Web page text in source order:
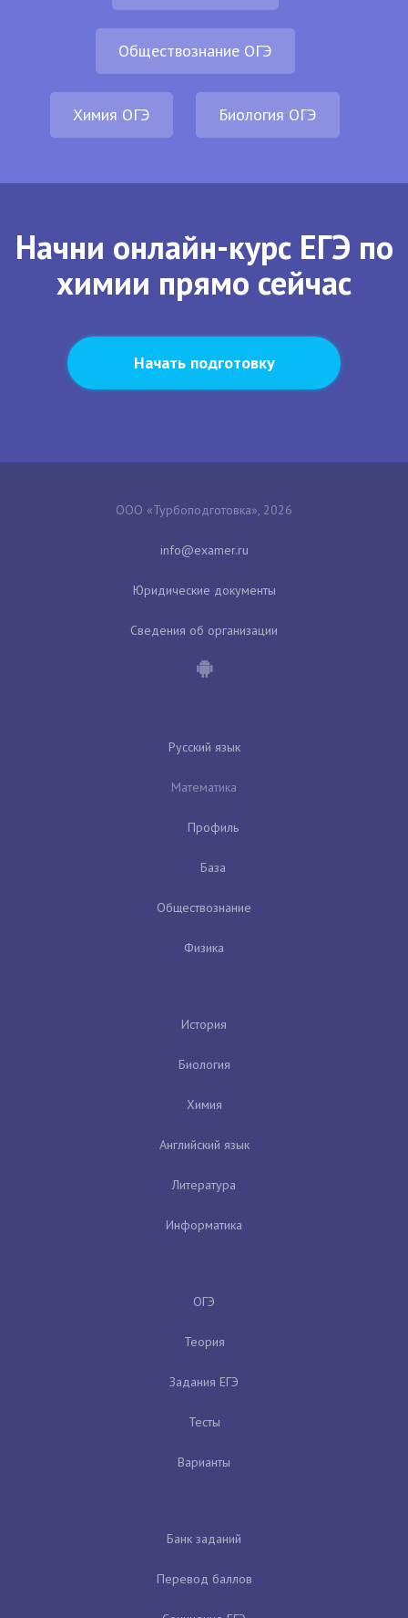
Обществознание ОГЭ
Химия ОГЭ Биология ОГЭ
Начни онлайн-курс ЕГЭ по
химии прямо сейчас
Начать подготовку
ООО «Турбоподготовка», 2026
Юридические документы
Сведения об организации
Русский язык
Математика
Профиль
База
Обществознание
Физика
История
Биология
Химия
Английский язык
Литература
Информатика
ОГЭ
Теория
Задания ЕГЭ
Тесты
Варианты
Банк заданий
Перевод баллов